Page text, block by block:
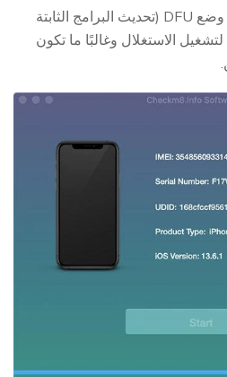
ضع جهازك في وضع DFU (تحديث البرامج الثابتة
الاستغلال وغالبًا ما تكون